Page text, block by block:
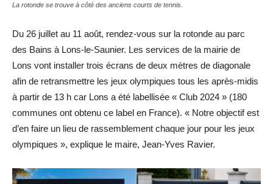
La rotonde se trouve à côté des anciens courts de tennis.
Du 26 juillet au 11 août, rendez-vous sur la rotonde au parc
des Bains à Lons-le-Saunier. Les services de la mairie de
Lons vont installer trois écrans de deux mètres de diagonale
afin de retransmettre les jeux olympiques tous les après-midis
à partir de 13 h car Lons a été labellisée « Club 2024 » (180
communes ont obtenu ce label en France). « Notre objectif est
d’en faire un lieu de rassemblement chaque jour pour les jeux
olympiques », explique le maire, Jean-Yves Ravier.